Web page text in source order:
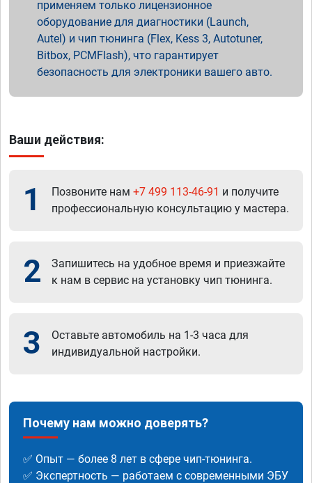
применяем только лицензионное
оборудование для диагностики (Launch,
Autel) и чип тюнинга (Flex, Kess 3, Autotuner,
Bitbox, PCMFlash), что гарантирует
безопасность для электроники вашего авто.
Ваши действия:
1 Позвоните нам +7 499 113-46-91 и получите
профессиональную консультацию у мастера.
2
Запишитесь на удобное время и приезжайте
к нам в сервис на установку чип тюнинга.
3
Оставьте автомобиль на 1-3 часа для
индивидуальной настройки.
Почему нам можно доверять?
✅ Опыт — более 8 лет в сфере чип-тюнинга.
✅ Экспертность — работаем с современными ЭБУ